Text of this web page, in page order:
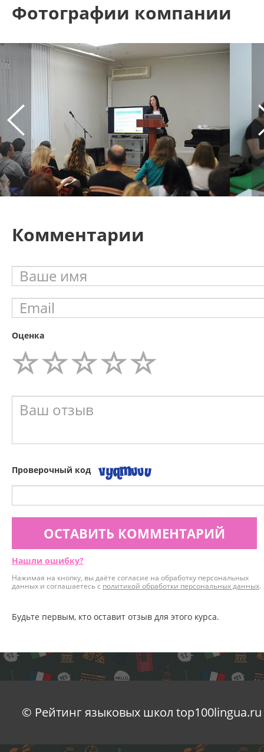
Фотографии компании
Комментарии
Оценка
Проверочный код
ОСТАВИТЬ КОММЕНТАРИЙ
Нашли ошибку?
Нажимая на кнопку, вы даёте согласие на обработку персональных
данных и соглашаетесь с политикой обработки персональных данных.
Будьте первым, кто оставит отзыв для этого курса.
© Рейтинг языковых школ top100lingua.ru